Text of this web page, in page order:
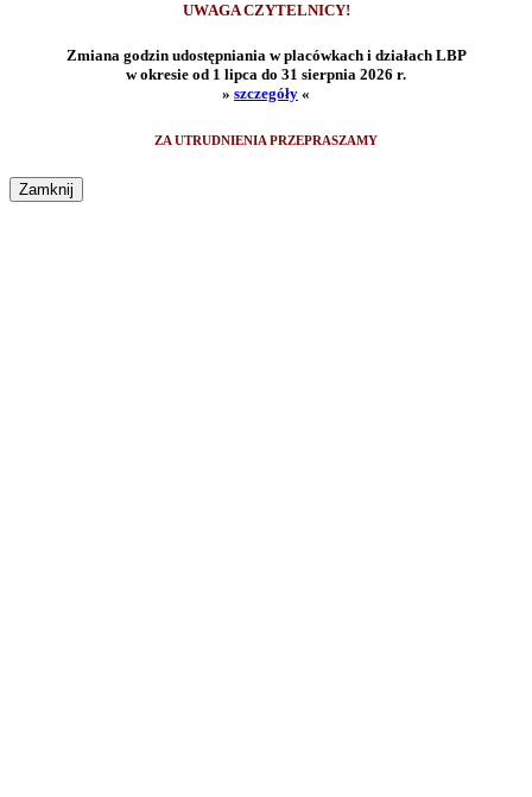
UWAGA CZYTELNICY!
Zmiana godzin udostępniania w placówkach i działach LBP
w okresie od 1 lipca do 31 sierpnia 2026 r.
» szczegóły «
ZA UTRUDNIENIA PRZEPRASZAMY
Zamknij